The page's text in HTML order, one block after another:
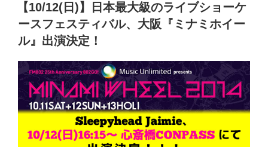
日:【10/12(日)】日本最大級のライブショーケ
ースフェスティバル、大阪『ミナミホイー
ル』出演決定！